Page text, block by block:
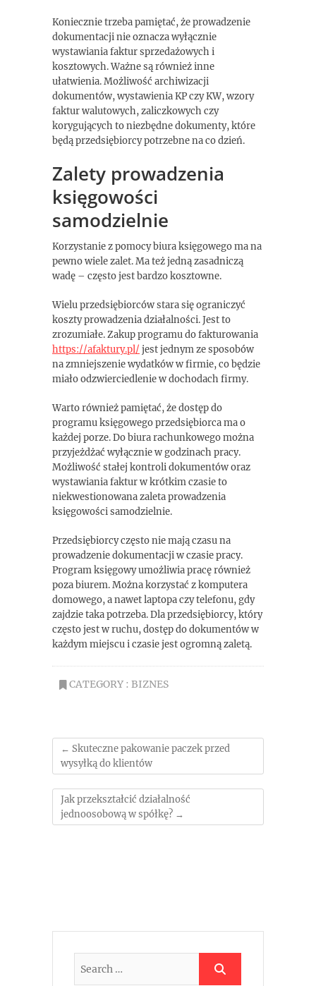
Koniecznie trzeba pamiętać, że prowadzenie
dokumentacji nie oznacza wyłącznie
wystawiania faktur sprzedażowych i
kosztowych. Ważne są również inne
ułatwienia. Możliwość archiwizacji
dokumentów, wystawienia KP czy KW, wzory
faktur walutowych, zaliczkowych czy
korygujących to niezbędne dokumenty, które
będą przedsiębiorcy potrzebne na co dzień.
Zalety prowadzenia
księgowości
samodzielnie
Korzystanie z pomocy biura księgowego ma na
pewno wiele zalet. Ma też jedną zasadniczą
wadę – często jest bardzo kosztowne.
Wielu przedsiębiorców stara się ograniczyć
koszty prowadzenia działalności. Jest to
zrozumiałe. Zakup programu do fakturowania
https://afaktury.pl/ jest jednym ze sposobów
na zmniejszenie wydatków w firmie, co będzie
miało odzwierciedlenie w dochodach firmy.
Warto również pamiętać, że dostęp do
programu księgowego przedsiębiorca ma o
każdej porze. Do biura rachunkowego można
przyjeżdżać wyłącznie w godzinach pracy.
Możliwość stałej kontroli dokumentów oraz
wystawiania faktur w krótkim czasie to
niekwestionowana zaleta prowadzenia
księgowości samodzielnie.
Przedsiębiorcy często nie mają czasu na
prowadzenie dokumentacji w czasie pracy.
Program księgowy umożliwia pracę również
poza biurem. Można korzystać z komputera
domowego, a nawet laptopa czy telefonu, gdy
zajdzie taka potrzeba. Dla przedsiębiorcy, który
często jest w ruchu, dostęp do dokumentów w
każdym miejscu i czasie jest ogromną zaletą.
CATEGORY : BIZNES
← Skuteczne pakowanie paczek przed
wysyłką do klientów
Jak przekształcić działalność
jednoosobową w spółkę? →